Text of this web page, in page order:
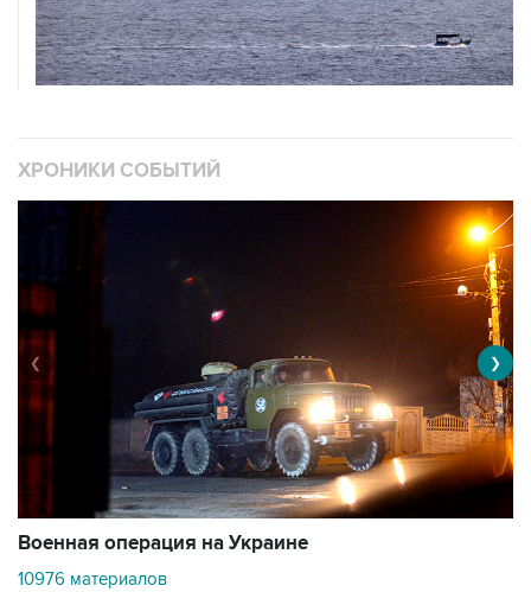
ХРОНИКИ СОБЫТИЙ
Военная операция на Украине
10976 материалов
❮ ❯